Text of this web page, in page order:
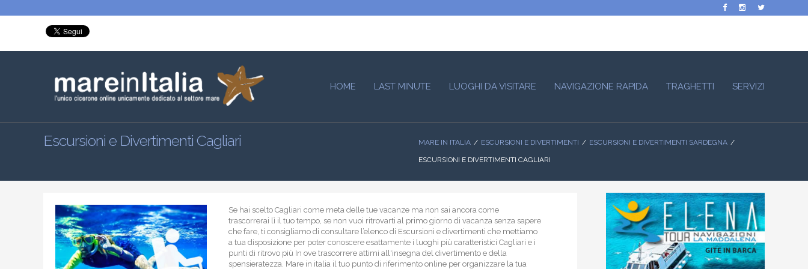
HOME LAST MINUTE LUOGHI DA VISITARE NAVIGAZIONE RAPIDA TRAGHETTI SERVIZI
Escursioni e Divertimenti Cagliari MARE IN ITALIA ESCURSIONI E DIVERTIMENTI ESCURSIONI E DIVERTIMENTI SARDEGNA
ESCURSIONI E DIVERTIMENTI CAGLIARI
Se hai scelto Cagliari come meta delle tue vacanze ma non sai ancora come
trascorrerai lì il tuo tempo, se non vuoi ritrovarti al primo giorno di vacanza senza sapere
che fare, ti consigliamo di consultare l’elenco di Escursioni e divertimenti che mettiamo
a tua disposizione per poter conoscere esattamente i luoghi più caratteristici Cagliari e i
punti di ritrovo più In ove trascorrere attimi all'insegna del divertimento e della
spensieratezza. Mare in italia il tuo punto di riferimento online per organizzare la tua